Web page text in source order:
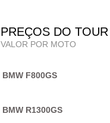
PREÇOS
VALOR POR MOTO
BMW F800GS
BMW R1300GS